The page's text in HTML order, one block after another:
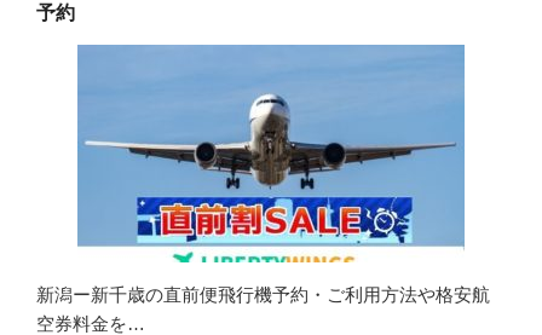
予約
新潟ー新千歳の直前便飛行機予約・ご利用方法や格安航
空券料金を…